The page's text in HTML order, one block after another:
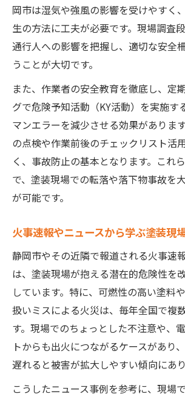
岡市は湿気や強風の影響を受けやすく
生の方法に工夫が必要です。現場調査
通行人への影響を把握し、適切な安全
うことが大切です。
また、作業者の安全教育を徹底し、定
グで危険予知活動（KY活動）を実施す
マンエラーを減少させる効果がありま
の点検や作業前後のチェックリスト活
く、事故防止の基本となります。これ
で、塗装現場での転落や落下物事故を
が可能です。
火事速報やニュースから学ぶ塗装現
静岡市やその近隣で報道される火事速
は、塗装現場が抱える潜在的危険性を
しています。特に、可燃性の高い塗料
扱いミスによる火災は、毎年全国で複
す。現場でのちょっとした不注意や、
トからも出火につながるケースがあり
遅れると被害が拡大しやすい傾向にあり
こうしたニュース事例を参考に、現場